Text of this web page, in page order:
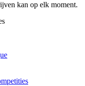
kan op elk moment.